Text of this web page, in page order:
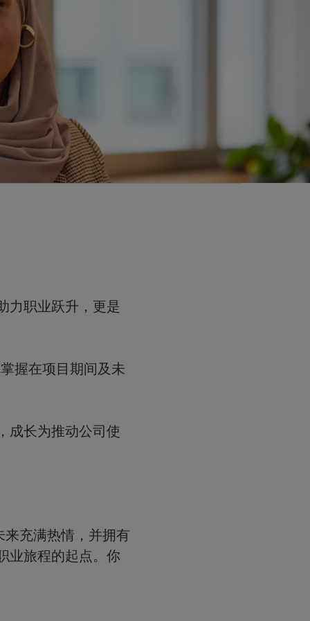
力职业跃升，更是
握在项目期间及未
成长为推动公司使
充满热情，并拥有
业旅程的起点。你